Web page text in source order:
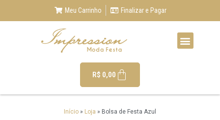
Meu Carrinho Finalizar e Pagar
R$ 0,00
Início » Loja » Bolsa de Festa Azul